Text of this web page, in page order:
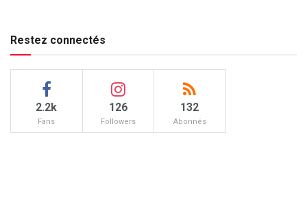
Restez connectés
2.2k
Fans
126
Followers
132
Abonnés